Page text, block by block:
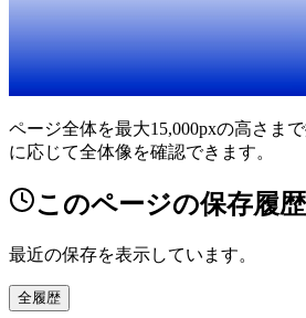
ページ全体を最大15,000pxの高さま
に応じて全体像を確認できます。
このページの保存履歴
最近の保存を表示しています。
全履歴